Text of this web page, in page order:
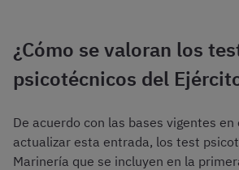
¿Cómo se valoran los
psicotécnicos del
De acuerdo con las bases vigentes
actualizar esta entrada, los test
Marinería que se incluyen en la